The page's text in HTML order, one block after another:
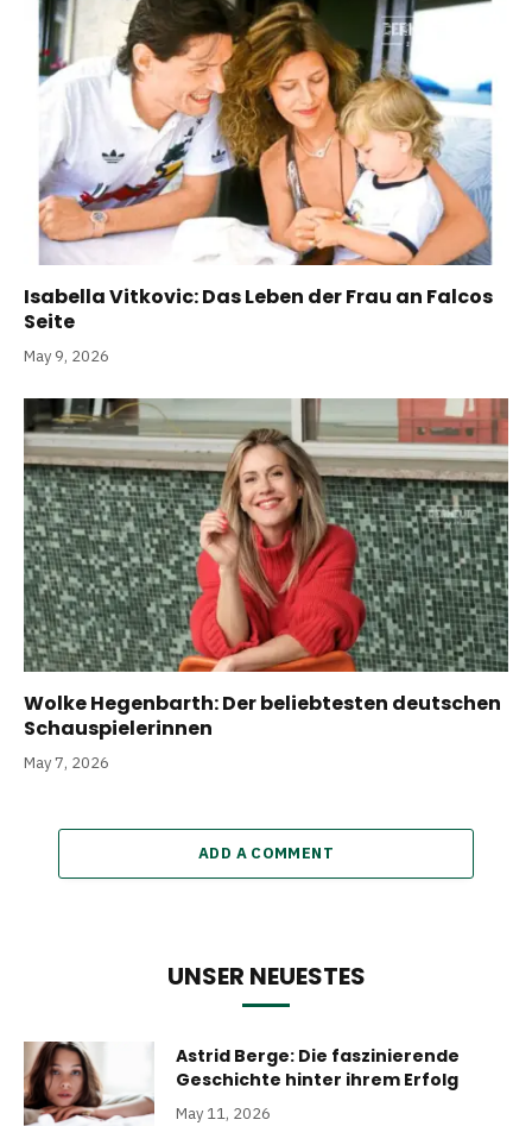
Isabella Vitkovic: Das Leben der Frau an Falcos
Seite
May 9, 2026
Wolke Hegenbarth: Der beliebtesten deutschen
Schauspielerinnen
May 7, 2026
ADD A COMMENT
UNSER NEUESTES
Astrid Berge: Die faszinierende
Geschichte hinter ihrem Erfolg
May 11, 2026